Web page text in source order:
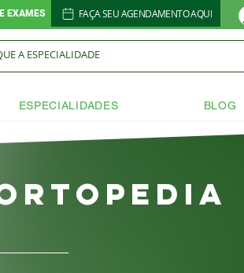
EXAMES FAÇA SEU AGENDAMENTO AQUI
ESPECIALIDADES BLOG